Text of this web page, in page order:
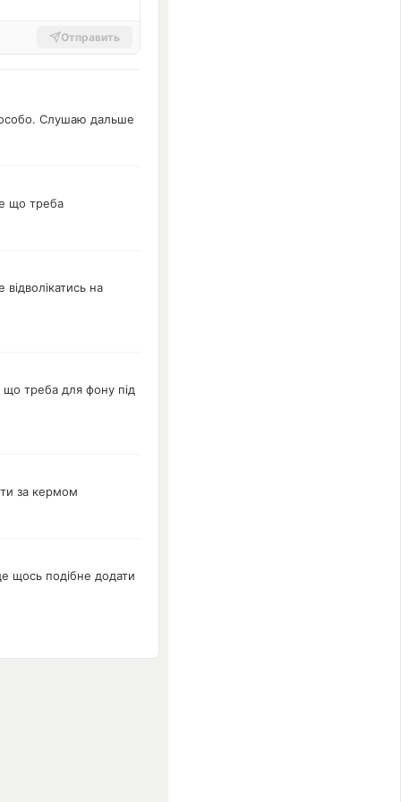
Отправить
Слушаю дальше
що треба
на
що треба для фону під
за кермом
щось подібне додати